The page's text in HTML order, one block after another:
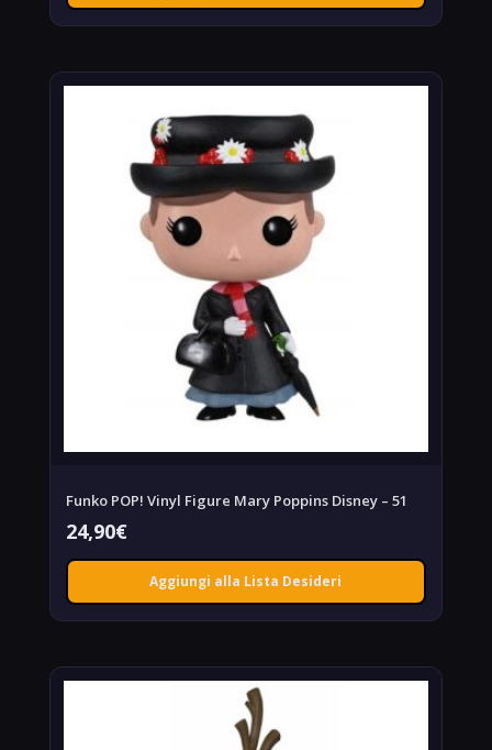
Funko POP! Vinyl Figure Mary Poppins Disney – 51
24,90€
Aggiungi alla Lista Desideri